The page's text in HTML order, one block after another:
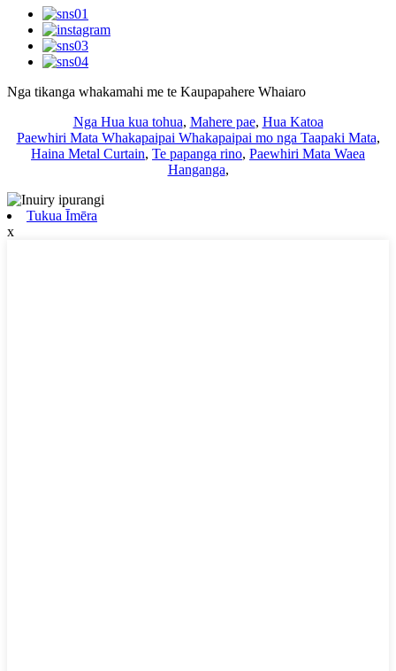
Nga tikanga whakamahi me te Kaupapahere Whaiaro
Nga Hua kua tohua, Mahere pae, Hua Katoa
Paewhiri Mata Whakapaipai Whakapaipai mo nga Taapaki Mata,
Haina Metal Curtain, Te papanga rino, Paewhiri Mata Waea
Hanganga,
Tukua Īmēra
x